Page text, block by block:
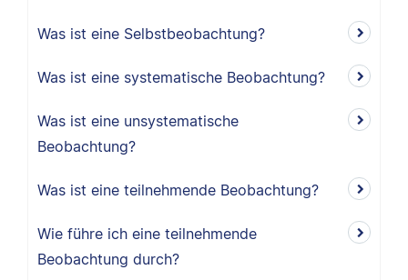
Was ist eine Selbstbeobachtung?
Was ist eine systematische Beobachtung?
Was ist eine unsystematische
Beobachtung?
Was ist eine teilnehmende Beobachtung?
Wie führe ich eine teilnehmende
Beobachtung durch?